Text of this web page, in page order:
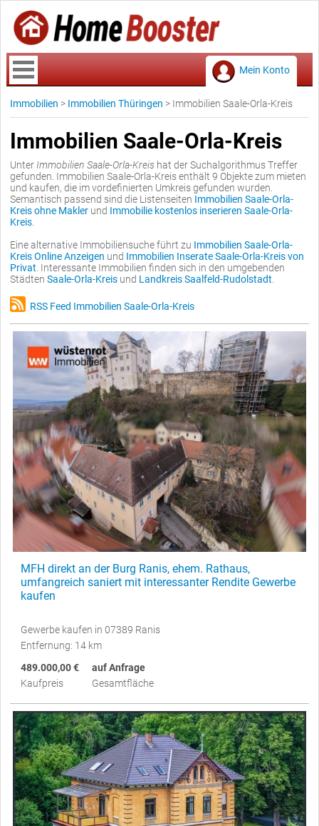
Mein Konto
Immobilien > Immobilien Thüringen > Immobilien Saale-Orla-Kreis
Immobilien Saale-Orla-Kreis
Unter Immobilien Saale-Orla-Kreis hat der Suchalgorithmus Treffer
gefunden. Immobilien Saale-Orla-Kreis enthält 9 Objekte zum mieten
und kaufen, die im vordefinierten Umkreis gefunden wurden.
Semantisch passend sind die Listenseiten Immobilien Saale-Orla-
Kreis ohne Makler und Immobilie kostenlos inserieren Saale-Orla-
Kreis
Eine alternative Immobiliensuche führt zu Immobilien Saale-Orla-
Kreis Online Anzeigen und Immobilien Inserate Saale-Orla-Kreis von
Privat . Interessante Immobilien finden sich in den umgebenden
Städten Saale-Orla-Kreis und Landkreis Saalfeld-Rudolstadt
RSS Feed Immobilien Saale-Orla-Kreis
MFH direkt an der Burg Ranis, ehem. Rathaus,
umfangreich saniert mit interessanter Rendite Gewerbe
kaufen
Gewerbe kaufen in 07389 Ranis
Entfernung: 14 km
489.000,00 €
Kaufpreis
auf Anfrage
Gesamtfläche